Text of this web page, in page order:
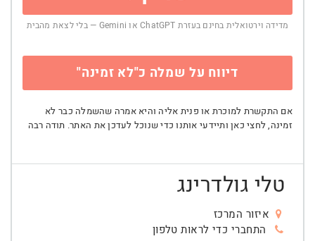
מדידה וירטואלית בחינם בעזרת ChatGPT או Gemini — בלי לצאת מהבית
דיווח על שמלה כ"לא זמינה"
אם התקשרת למוכרת או פנית אליה והיא אמרה שהשמלה כבר לא
זמינה, לחצי כאן ותיידעי אותנו כדי שנוכל לעדכן את האתר. תודה רבה
טלי גולדרינג
איזור המרכז
התחברי כדי לראות טלפון